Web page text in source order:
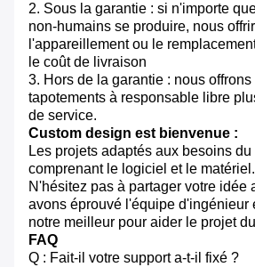
2. Sous la garantie : si n'importe
non-humains se produire, nous
l'appareillement ou le
le coût de livraison
3. Hors de la garantie : nous
tapotements à responsable libre
de service.
Custom design est bienvenue :
Les projets adaptés aux besoins
comprenant le logiciel et le matériel.
N'hésitez pas à partager votre idée
avons éprouvé l'équipe d'ingénieur
notre meilleur pour aider le projet
FAQ
Q : Fait-il votre support a-t-il fixé ?